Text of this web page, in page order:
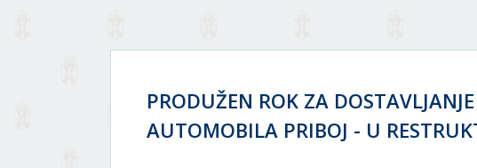
PRODUŽEN ROK ZA
AUTOMOBILA PRIBOJ - U